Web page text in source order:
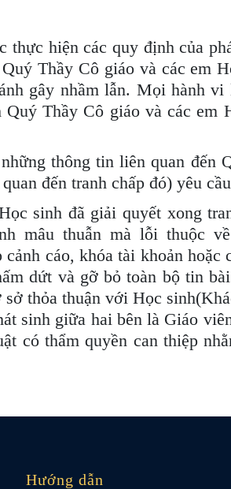
thực hiện các quy định của
Thầy Cô giáo và các em
gây nhầm lẫn. Mọi hành
Thầy Cô giáo và các
thông tin liên quan
đến tranh chấp đó) yêu
sinh đã giải quyết xong
mâu thuẫn mà lỗi thuộc
cáo, khóa tài khoản
dứt và gỡ bỏ toàn bộ tin
thỏa thuận với Học
sinh giữa hai bên là Giáo
có thẩm quyền can thiệp
Hướng dẫn